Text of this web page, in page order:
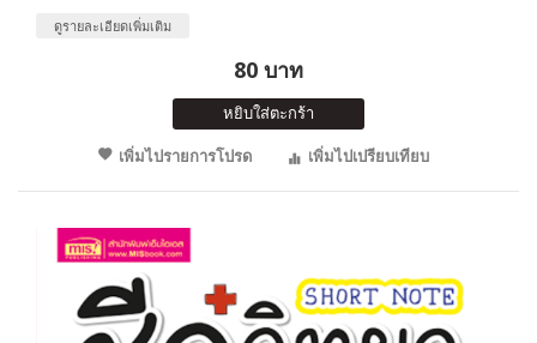
ดูรายละเอียดเพิ่มเติม
80 บาท
หยิบใส่ตะกร้า
เพิ่มไปรายการโปรด
เพิ่มไปเปรียบเทียบ